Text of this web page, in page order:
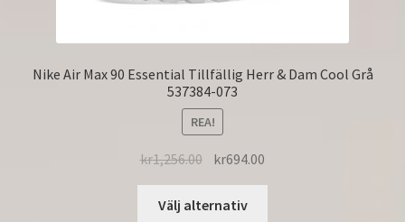
Nike Air Max 90 Essential Tillfällig Herr & Dam Cool Grå
537384-073
REA!
kr1,256.00 kr694.00
Välj alternativ